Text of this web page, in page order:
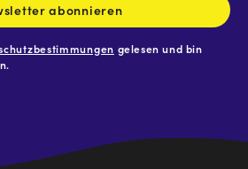
abonnieren
gelesen und bin
Kulturhausstraße